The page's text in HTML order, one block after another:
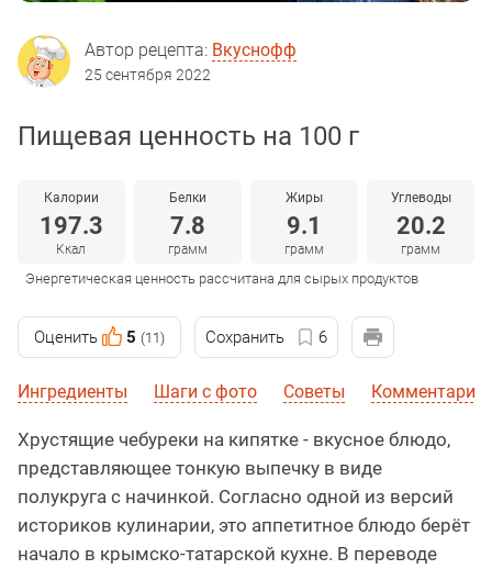
Автор рецепта: Вкуснофф
25 сентября 2022
Пищевая ценность на 100 г
Калории
197.3
Ккал
Белки
7.8
грамм
Жиры
9.1
грамм
Углеводы
20.2
грамм
Энергетическая ценность рассчитана для сырых продуктов
Оценить 5 (11) Сохранить 6
Ингредиенты Шаги с фото Советы Комментарии
Хрустящие чебуреки на кипятке - вкусное блюдо,
представляющее тонкую выпечку в виде
полукруга с начинкой. Согласно одной из версий
историков кулинарии, это аппетитное блюдо берёт
начало в крымско-татарской кухне. В переводе